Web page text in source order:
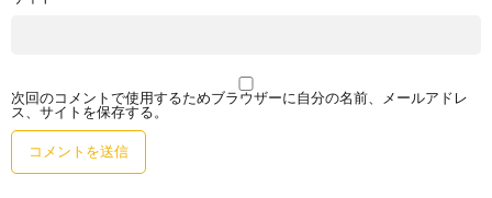
次回のコメントで使用するためブラウザーに自分の名前、メールアドレ
ス、サイトを保存する。